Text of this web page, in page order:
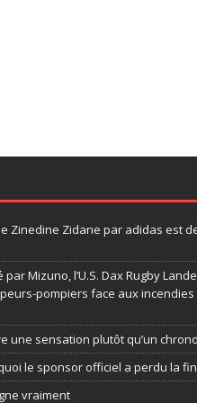
Zinedine Zidane par adidas est
Mizuno, l’U.S. Dax Rugby
pompiers face aux
une sensation plutôt qu’un chrono
le sponsor officiel a perdu la
vraiment